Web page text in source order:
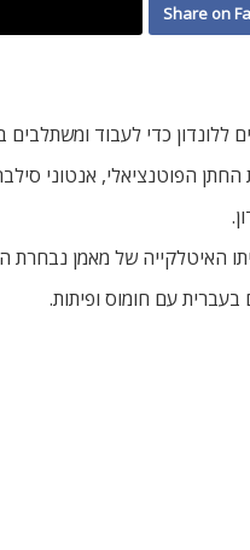
Share on
ללונדון כדי לעבוד
הפוטנציאלי, אנטוני
האיטלקייה של מאמן נבחרת
בעברית עם חומוס ופיתות.